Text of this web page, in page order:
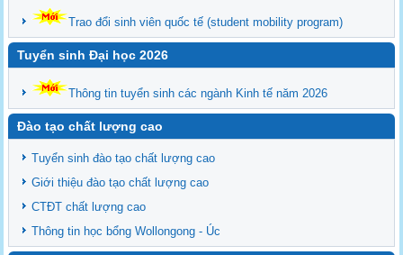
Trao đổi sinh viên quốc tế (student mobility program)
Tuyển sinh Đại học 2026
Thông tin tuyển sinh các ngành Kinh tế năm 2026
Đào tạo chất lượng cao
Tuyển sinh đào tạo chất lượng cao
Giới thiệu đào tạo chất lượng cao
CTĐT chất lượng cao
Thông tin học bổng Wollongong - Úc